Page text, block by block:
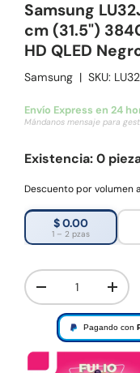
Samsung
cm (31.5")
HD QLED
Samsung | SKU:
Envío de 24 a 72 horas
Recíbelo entre mar 11 y jue 13
Existencia: 0
Descuento por volumen
$ 0.00
1 – 2 pzas
Cant.
Disminuir
Pagando con